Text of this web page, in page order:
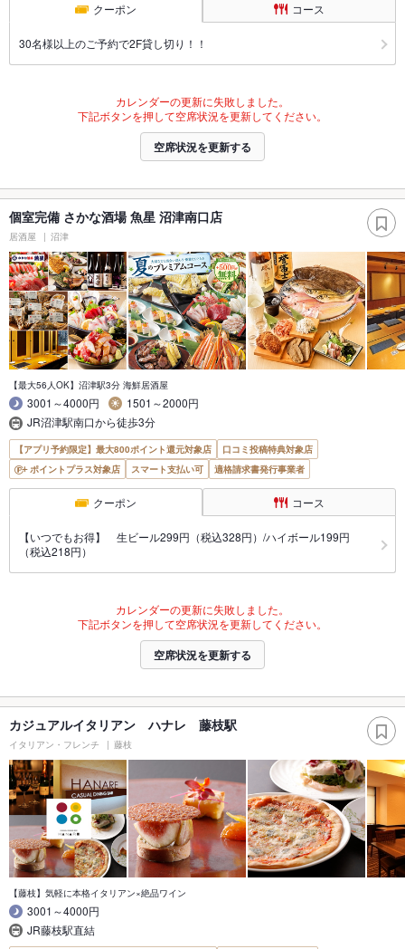
クーポン コース
30名様以上のご予約で2F貸し切り！！
カレンダーの更新に失敗しました。
下記ボタンを押して空席状況を更新してください。
空席状況を更新する
個室完備 さかな酒場 魚星 沼津南口店
居酒屋 沼津
【最大56人OK】沼津駅3分 海鮮居酒屋
3001～4000円
1501～2000円
JR沼津駅南口から徒歩3分
【アプリ予約限定】最大800ポイント還元対象店
口コミ投稿特典対象店
ポイントプラス対象店
スマート支払い可 適格請求書発行事業者
クーポン コース
【いつでもお得】 生ビール299円（税込328円）/ハイボール199円
（税込218円）
カレンダーの更新に失敗しました。
下記ボタンを押して空席状況を更新してください。
空席状況を更新する
カジュアルイタリアン ハナレ 藤枝駅
イタリアン・フレンチ 藤枝
【藤枝】気軽に本格イタリアン×絶品ワイン
3001～4000円
JR藤枝駅直結